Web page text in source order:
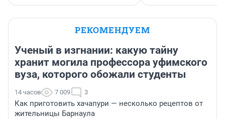
РЕКОМЕНДУЕМ
Ученый в изгнании: какую тайну
хранит могила профессора уфимского
вуза, которого обожали студенты
14 часов 7 009 3
Как приготовить хачапури — несколько рецептов от
жительницы Барнаула